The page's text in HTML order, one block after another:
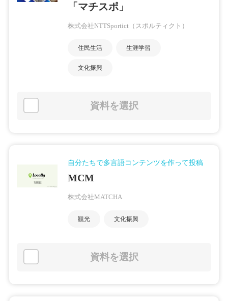
「マチスポ」
株式会社NTTSportict（スポルティクト）
住民生活 生涯学習
文化振興
資料を選択
自分たちで多言語コンテンツを作って投稿
MCM
株式会社MATCHA
観光 文化振興
資料を選択